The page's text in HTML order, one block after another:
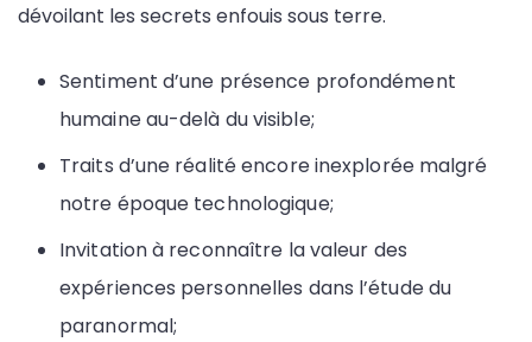
dévoilant les secrets enfouis sous terre.
Sentiment d’une présence profondément
humaine au-delà du visible;
Traits d’une réalité encore inexplorée malgré
notre époque technologique;
Invitation à reconnaître la valeur des
expériences personnelles dans l’étude du
paranormal;